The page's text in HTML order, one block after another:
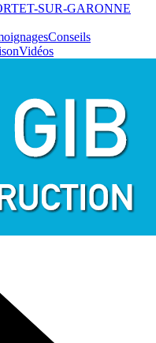
SUR-GARONNE
Conseils
Vidéos